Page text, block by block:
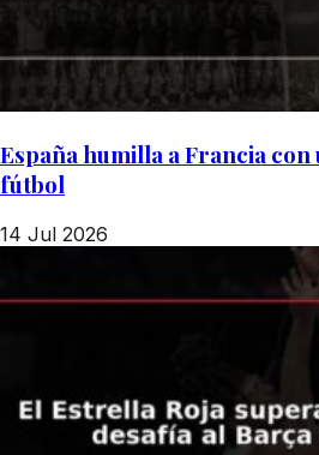
España humilla a Francia
fútbol
14 Jul 2026